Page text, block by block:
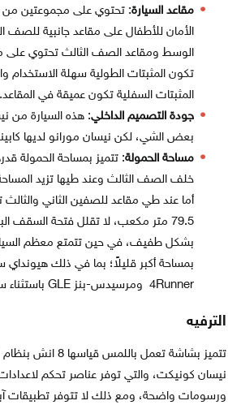
مقاعد السيارة: تحتوي على مجموعتين
الأمان للأطفال على مقاعد جانبية للصف
الوسط ومقاعد الصف الثالث تحتوي
تكون المثبتات الطولية سهلة الاستخدام
المثبتات السفلية تكون عميقة في المقاعد.
جودة التصميم الداخلي: هذه السيارة من
بعض الشي، لكن نيسان مورانو لديها
مساحة الحمولة
أما عند طي مقاعد للصفين الثاني
79.5 متر مكعب، لا تقلل فتحة السقف
بشكل طفيف، في حين تتمتع معظم
4Runner ومرسيدس-بنز GLE باستثناء سيارات كوبيه.
الترفيه
تتميز بشاشة تعمل
نيسان كونيكت، والتي توفر عناصر تحكم
ورسومات واضحة، ومع ذلك لا تتوفر تطبيقات